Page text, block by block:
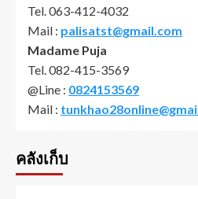
Tel. 063-412-4032
Mail : palisatst@gmail.com
Madame Puja
Tel. 082-415-3569
@Line : 0824153569
Mail :
คลังเก็บ